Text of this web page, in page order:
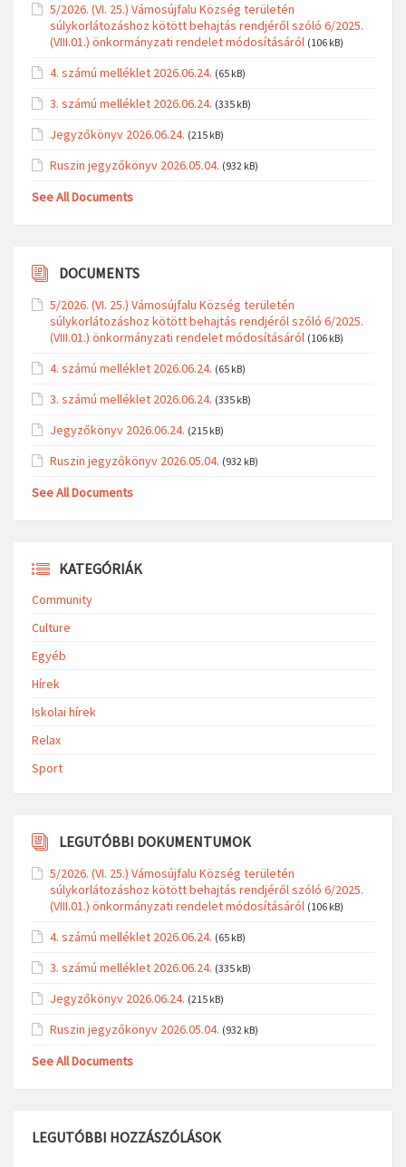
5/2026. (VI. 25.) Vámosújfalu Község területén
súlykorlátozáshoz kötött behajtás rendjéről szóló 6/2025.
(VIII.01.) önkormányzati rendelet módosításáról (106 kB)
4. számú melléklet 2026.06.24. (65 kB)
3. számú melléklet 2026.06.24. (335 kB)
Jegyzőkönyv 2026.06.24. (215 kB)
Ruszin jegyzőkönyv 2026.05.04. (932 kB)
See All Documents
DOCUMENTS
5/2026. (VI. 25.) Vámosújfalu Község területén
súlykorlátozáshoz kötött behajtás rendjéről szóló 6/2025.
(VIII.01.) önkormányzati rendelet módosításáról (106 kB)
4. számú melléklet 2026.06.24. (65 kB)
3. számú melléklet 2026.06.24. (335 kB)
Jegyzőkönyv 2026.06.24. (215 kB)
Ruszin jegyzőkönyv 2026.05.04. (932 kB)
See All Documents
KATEGÓRIÁK
Community
Culture
Egyéb
Hírek
Iskolai hírek
Relax
Sport
LEGUTÓBBI DOKUMENTUMOK
5/2026. (VI. 25.) Vámosújfalu Község területén
súlykorlátozáshoz kötött behajtás rendjéről szóló 6/2025.
(VIII.01.) önkormányzati rendelet módosításáról (106 kB)
4. számú melléklet 2026.06.24. (65 kB)
3. számú melléklet 2026.06.24. (335 kB)
Jegyzőkönyv 2026.06.24. (215 kB)
Ruszin jegyzőkönyv 2026.05.04. (932 kB)
See All Documents
LEGUTÓBBI HOZZÁSZÓLÁSOK